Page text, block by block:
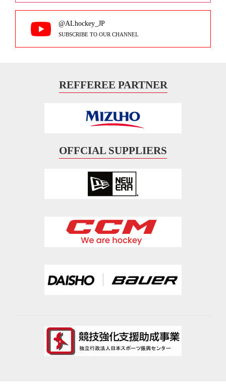
@ALhockey_JP
SUBSCRIBE TO OUR CHANNEL
REFFEREE PARTNER
OFFCIAL SUPPLIERS